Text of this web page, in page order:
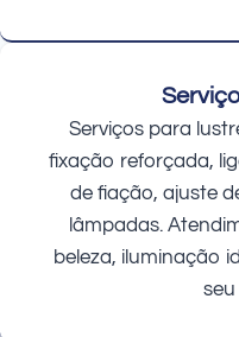
Serviços para
fixação reforçada,
de fiação, ajuste
lâmpadas.
beleza, iluminação